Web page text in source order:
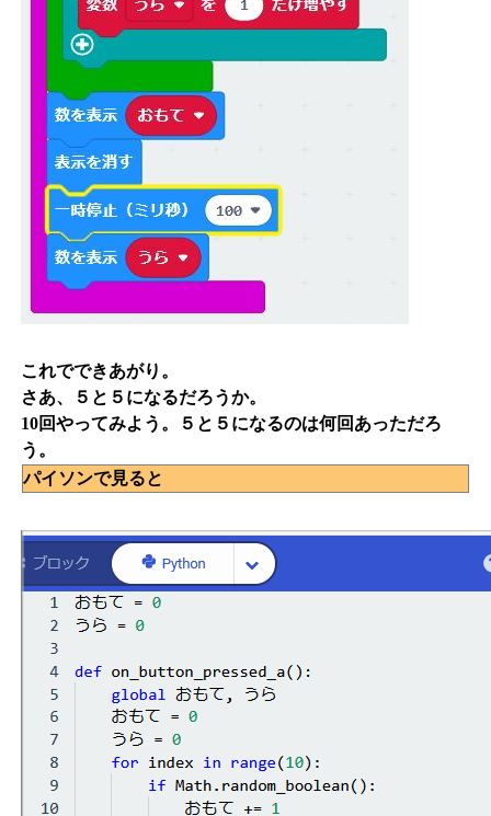
これでできあがり。
さあ、５と５になるだろうか。
10回やってみよう。５と５になるのは何回あっただろ
う。
パイソンで見ると